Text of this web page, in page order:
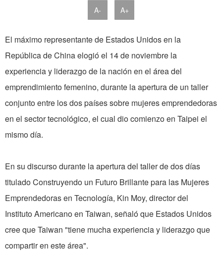
A- A+
El máximo representante de Estados Unidos en la
República de China elogió el 14 de noviembre la
experiencia y liderazgo de la nación en el área del
emprendimiento femenino, durante la apertura de un taller
conjunto entre los dos países sobre mujeres emprendedoras
en el sector tecnológico, el cual dio comienzo en Taipei el
mismo día.
En su discurso durante la apertura del taller de dos días
titulado Construyendo un Futuro Brillante para las Mujeres
Emprendedoras en Tecnología, Kin Moy, director del
Instituto Americano en Taiwan, señaló que Estados Unidos
cree que Taiwan "tiene mucha experiencia y liderazgo que
compartir en este área".